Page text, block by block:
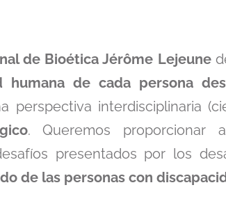
de Bioética Jérôme Lejeune
humana de cada persona
perspectiva interdisciplinaria
. Queremos proporcionar
presentados por los
de las personas con